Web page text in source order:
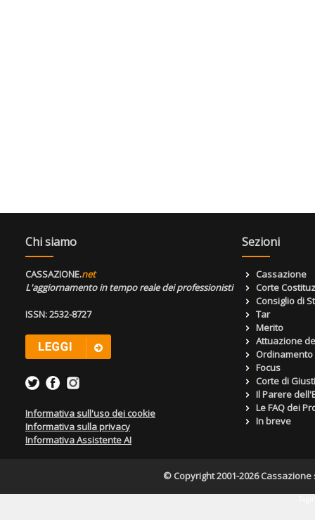
Chi siamo
CASSAZIONE.net
L'aggiornamento in tempo reale dei professionisti
ISSN: 2532-8727
Informativa sull'uso dei cookie
Informativa sulla privacy
Informativa Assistente AI
Sezioni
Cassazione
Corte
Consiglio di
Tar
Merito
Attuazione
Focus
Corte di
Il Parere
Le FAQ dei
In breve
© Copyright 2001-2026 Cassazione